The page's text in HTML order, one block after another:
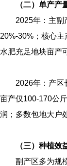
（二）单产
2025年：主副
20%‑30%；核心
水肥充足地块亩产
2026年：产区
亩产仅100‑170公
润；多数包地大户
（三）种植
副产区多为规